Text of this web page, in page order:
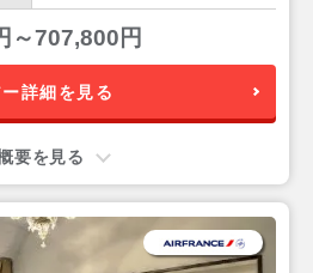
～707,800円
詳細を見る
要を見る